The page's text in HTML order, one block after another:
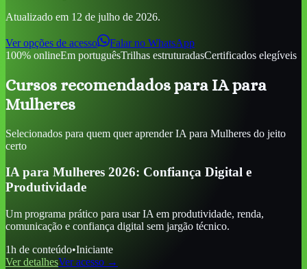
Atualizado em 12 de julho de 2026.
Ver opções de acesso
Falar no WhatsApp
100% onlineEm portuguêsTrilhas estruturadasCertificados elegíveis
Cursos recomendados para IA para
Mulheres
Selecionados para quem quer aprenderIA para Mulheres do jeito
certo
IA para Mulheres 2026: Confiança Digital e
Produtividade
Um programa prático para usar IA em produtividade, renda,
comunicação e confiança digital sem jargão técnico.
1h de conteúdo•Iniciante
Ver detalhesVer acesso →